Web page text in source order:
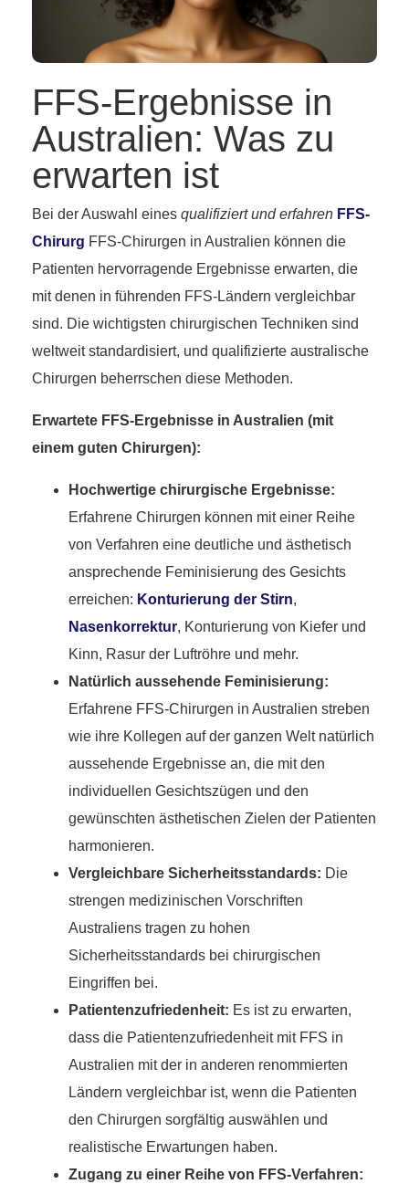
FFS-Ergebnisse in
Australien: Was zu
erwarten ist
Bei der Auswahl eines qualifiziert und erfahren FFS-
Chirurg FFS-Chirurgen in Australien können die
Patienten hervorragende Ergebnisse erwarten, die
mit denen in führenden FFS-Ländern vergleichbar
sind. Die wichtigsten chirurgischen Techniken sind
weltweit standardisiert, und qualifizierte australische
Chirurgen beherrschen diese Methoden.
Erwartete FFS-Ergebnisse in Australien (mit
einem guten Chirurgen):
Hochwertige chirurgische Ergebnisse:
Erfahrene Chirurgen können mit einer Reihe
von Verfahren eine deutliche und ästhetisch
ansprechende Feminisierung des Gesichts
erreichen: Konturierung der Stirn,
Nasenkorrektur, Konturierung von Kiefer und
Kinn, Rasur der Luftröhre und mehr.
Natürlich aussehende Feminisierung:
Erfahrene FFS-Chirurgen in Australien streben
wie ihre Kollegen auf der ganzen Welt natürlich
aussehende Ergebnisse an, die mit den
individuellen Gesichtszügen und den
gewünschten ästhetischen Zielen der Patienten
harmonieren.
Vergleichbare Sicherheitsstandards: Die
strengen medizinischen Vorschriften
Australiens tragen zu hohen
Sicherheitsstandards bei chirurgischen
Eingriffen bei.
Patientenzufriedenheit: Es ist zu erwarten,
dass die Patientenzufriedenheit mit FFS in
Australien mit der in anderen renommierten
Ländern vergleichbar ist, wenn die Patienten
den Chirurgen sorgfältig auswählen und
realistische Erwartungen haben.
Zugang zu einer Reihe von FFS-Verfahren: